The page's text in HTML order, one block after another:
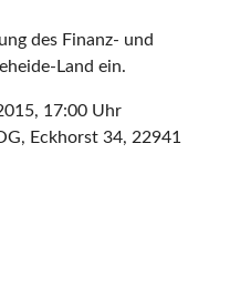
des Finanz- und
Land ein.
17:00 Uhr
Eckhorst 34, 22941